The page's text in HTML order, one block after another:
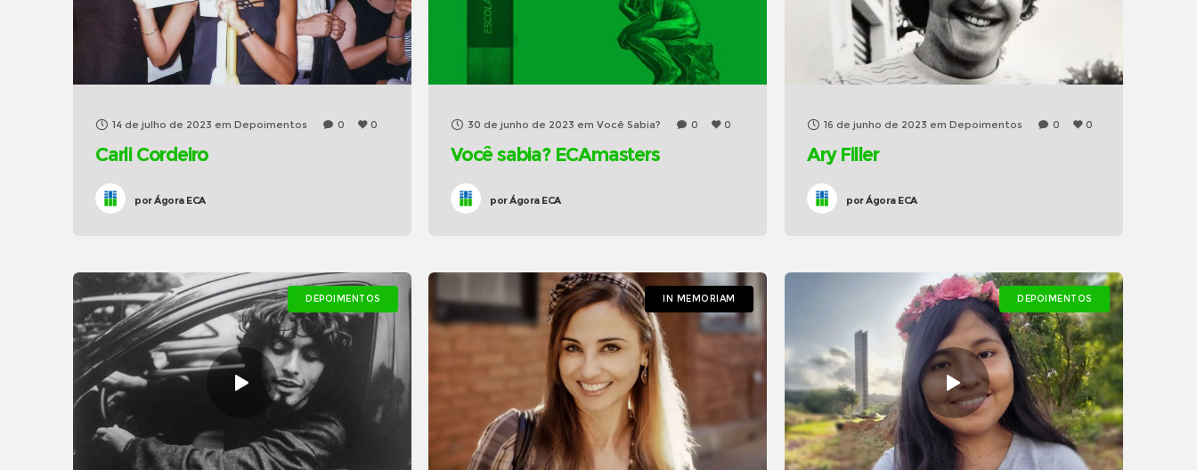
14 de julho de 2023 em Depoimentos 0 0
Carli Cordeiro
porÁgora ECA
30 de junho de 2023 em Você Sabia? 0 0
Você sabia? ECAmasters
porÁgora ECA
16 de junho de 2023 em Depoimentos 0 0
Ary Filler
porÁgora ECA
DEPOIMENTOS IN MEMORIAM DEPOIMENTOS